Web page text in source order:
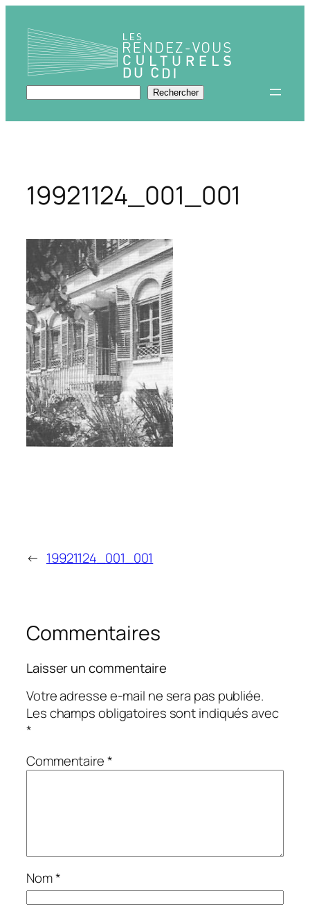
contenu
Rechercher Rechercher
19921124_001_001
← 19921124_001_001
Commentaires
Laisser un commentaire
Votre adresse e-mail ne sera pas publiée.
Les champs obligatoires sont indiqués avec
*
Commentaire*
Nom*